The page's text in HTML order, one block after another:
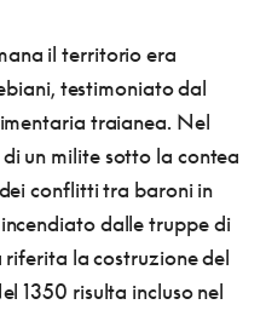
il territorio era
testimoniato dal
traianea. Nel
un milite sotto la contea
conflitti tra baroni in
dalle truppe di
riferita la costruzione del
1350 risulta incluso nel